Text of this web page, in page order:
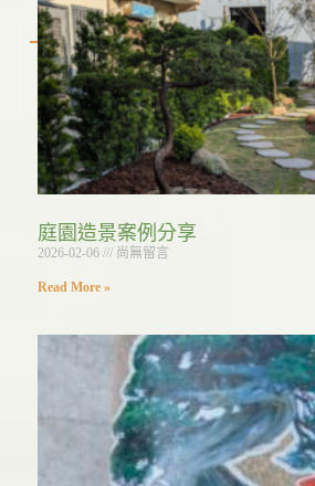
Related
庭園造景案例分享
2026-02-06 尚無留言
Read More »